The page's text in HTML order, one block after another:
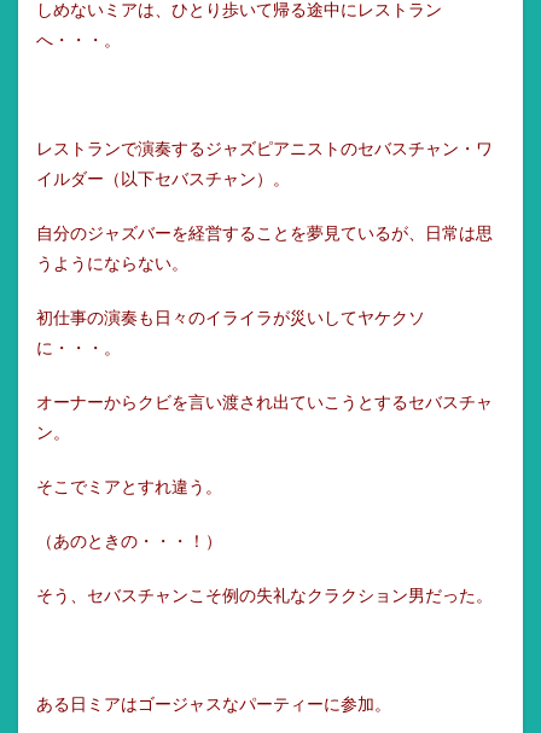
しめないミアは、ひとり歩いて帰る途中にレストラン
へ・・・。
レストランで演奏するジャズピアニストのセバスチャン・ワ
イルダー（以下セバスチャン）。
自分のジャズバーを経営することを夢見ているが、日常は思
うようにならない。
初仕事の演奏も日々のイライラが災いしてヤケクソ
に・・・。
オーナーからクビを言い渡され出ていこうとするセバスチャ
ン。
そこでミアとすれ違う。
（あのときの・・・！）
そう、セバスチャンこそ例の失礼なクラクション男だった。
ある日ミアはゴージャスなパーティーに参加。